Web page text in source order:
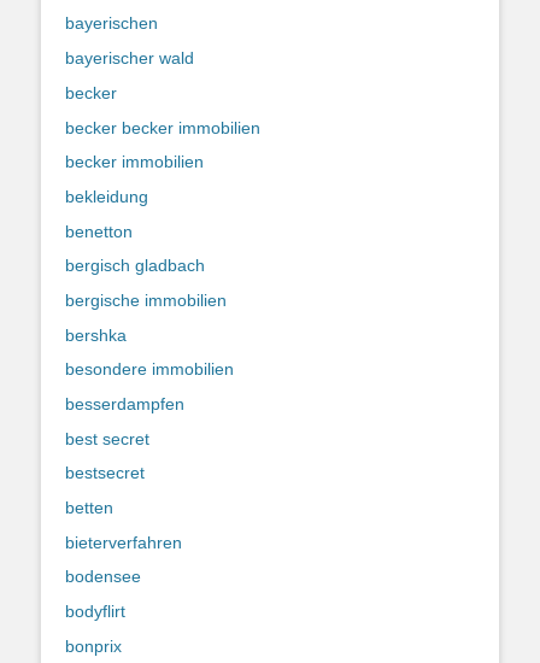
bayerischen
bayerischer wald
becker
becker becker immobilien
becker immobilien
bekleidung
benetton
bergisch gladbach
bergische immobilien
bershka
besondere immobilien
besserdampfen
best secret
bestsecret
betten
bieterverfahren
bodensee
bodyflirt
bonprix